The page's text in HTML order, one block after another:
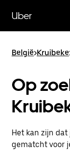
naar
hoofdinhoud
Uber
België>Kruibeke
Op
Het kan zijn
gematcht voor